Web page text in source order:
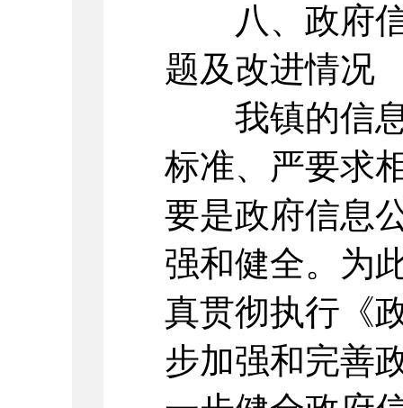
八、政府信
题及改进情况
我镇的信息
标准、严要求
要是政府信息
强和健全。为
真贯彻执行《
步加强和完善